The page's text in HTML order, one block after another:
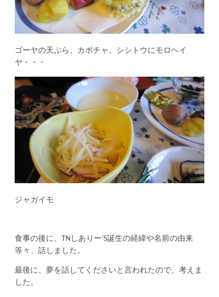
ゴーヤの天ぷら、カボチャ、シシトウにモロヘイ
ヤ・・・
ジャガイモ
食事の後に、TNしありー’S誕生の経緯や名前の由来
等々、話しました。
最後に、夢を話してくださいと言われたので、考えま
した。